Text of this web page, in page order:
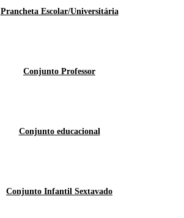
Prancheta Escolar/Universitária
Conjunto Professor
Conjunto educacional
Conjunto Infantil Sextavado